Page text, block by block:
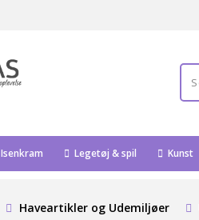
Isenkram Legetøj & spil Kunst
Haveartikler og Udemiljøer